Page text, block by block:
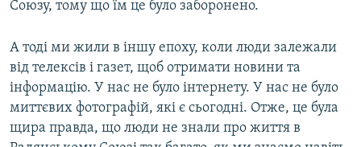
Союзу, тому що їм це було заборонено.
А тоді ми жили в іншу епоху, коли люди залежали
від телексів і газет, щоб отримати новини та
інформацію. У нас не було інтернету. У нас не було
миттєвих фотографій, які є сьогодні. Отже, це була
щира правда, що люди не знали про життя в